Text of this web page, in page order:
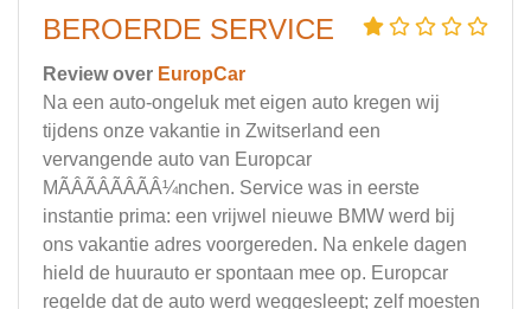
BEROERDE SERVICE
Review over EuropCar
Na een auto-ongeluk met eigen auto kregen wij
tijdens onze vakantie in Zwitserland een
vervangende auto van Europcar
MÃÂÃÂÃÂÃÂ¼nchen. Service was in eerste
instantie prima: een vrijwel nieuwe BMW werd bij
ons vakantie adres voorgereden. Na enkele dagen
hield de huurauto er spontaan mee op. Europcar
regelde dat de auto werd weggesleept; zelf moesten